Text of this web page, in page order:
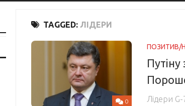
TAGGED: ЛІДЕРИ
0
ПОЗИТИВ/
Лідери